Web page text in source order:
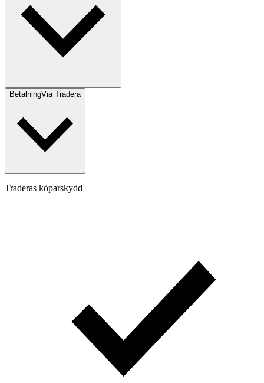
BetalningVia Tradera
Traderas köparskydd